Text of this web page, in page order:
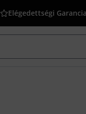
Elégedettségi Garancia